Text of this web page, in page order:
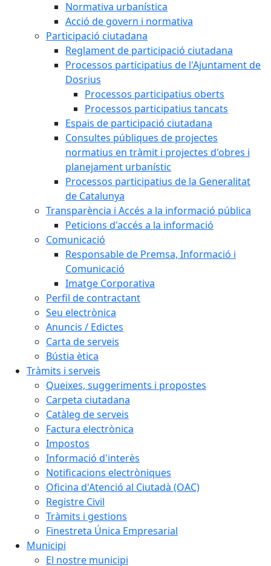
Normativa urbanística
Acció de govern i normativa
Participació ciutadana
Reglament de participació ciutadana
Processos participatius de l'Ajuntament de
Dosrius
Processos participatius oberts
Processos participatius tancats
Espais de participació ciutadana
Consultes públiques de projectes
normatius en tràmit i projectes d'obres i
planejament urbanístic
Processos participatius de la Generalitat
de Catalunya
Transparència i Accés a la informació pública
Peticions d'accés a la informació
Comunicació
Responsable de Premsa, Informació i
Comunicació
Imatge Corporativa
Perfil de contractant
Seu electrònica
Anuncis / Edictes
Carta de serveis
Bústia ètica
Tràmits i serveis
Queixes, suggeriments i propostes
Carpeta ciutadana
Catàleg de serveis
Factura electrònica
Impostos
Informació d'interès
Notificacions electròniques
Oficina d'Atenció al Ciutadà (OAC)
Registre Civil
Tràmits i gestions
Finestreta Única Empresarial
Municipi
El nostre municipi